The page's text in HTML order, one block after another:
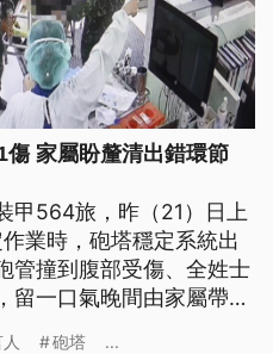
家屬盼釐清出錯環節
甲564旅，昨（21）日上
業時，砲塔穩定系統出
管撞到腹部受傷、全姓士
留一口氣晚間由家屬帶回
砲塔 ...